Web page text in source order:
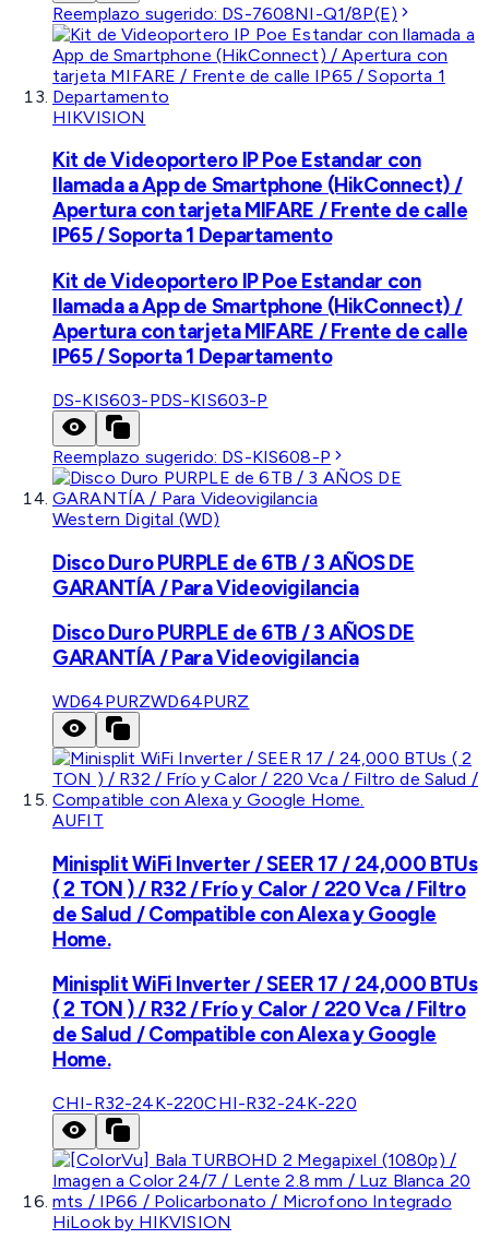
Reemplazo sugerido: DS-7608NI-Q1/8P(E)
HIKVISION
Kit de Videoportero IP Poe Estandar con
llamada a App de Smartphone (HikConnect) /
Apertura con tarjeta MIFARE / Frente de calle
IP65 / Soporta 1 Departamento
Kit de Videoportero IP Poe Estandar con
llamada a App de Smartphone (HikConnect) /
Apertura con tarjeta MIFARE / Frente de calle
IP65 / Soporta 1 Departamento
DS-KIS603-PDS-KIS603-P
Reemplazo sugerido: DS-KIS608-P
Western Digital (WD)
Disco Duro PURPLE de 6TB / 3 AÑOS DE
GARANTÍA / Para Videovigilancia
Disco Duro PURPLE de 6TB / 3 AÑOS DE
GARANTÍA / Para Videovigilancia
WD64PURZWD64PURZ
AUFIT
Minisplit WiFi Inverter / SEER 17 / 24,000 BTUs
( 2 TON ) / R32 / Frío y Calor / 220 Vca / Filtro
de Salud / Compatible con Alexa y Google
Home.
Minisplit WiFi Inverter / SEER 17 / 24,000 BTUs
( 2 TON ) / R32 / Frío y Calor / 220 Vca / Filtro
de Salud / Compatible con Alexa y Google
Home.
CHI-R32-24K-220CHI-R32-24K-220
HiLook by HIKVISION